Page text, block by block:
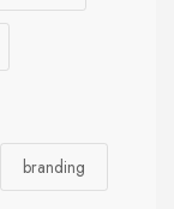
branding